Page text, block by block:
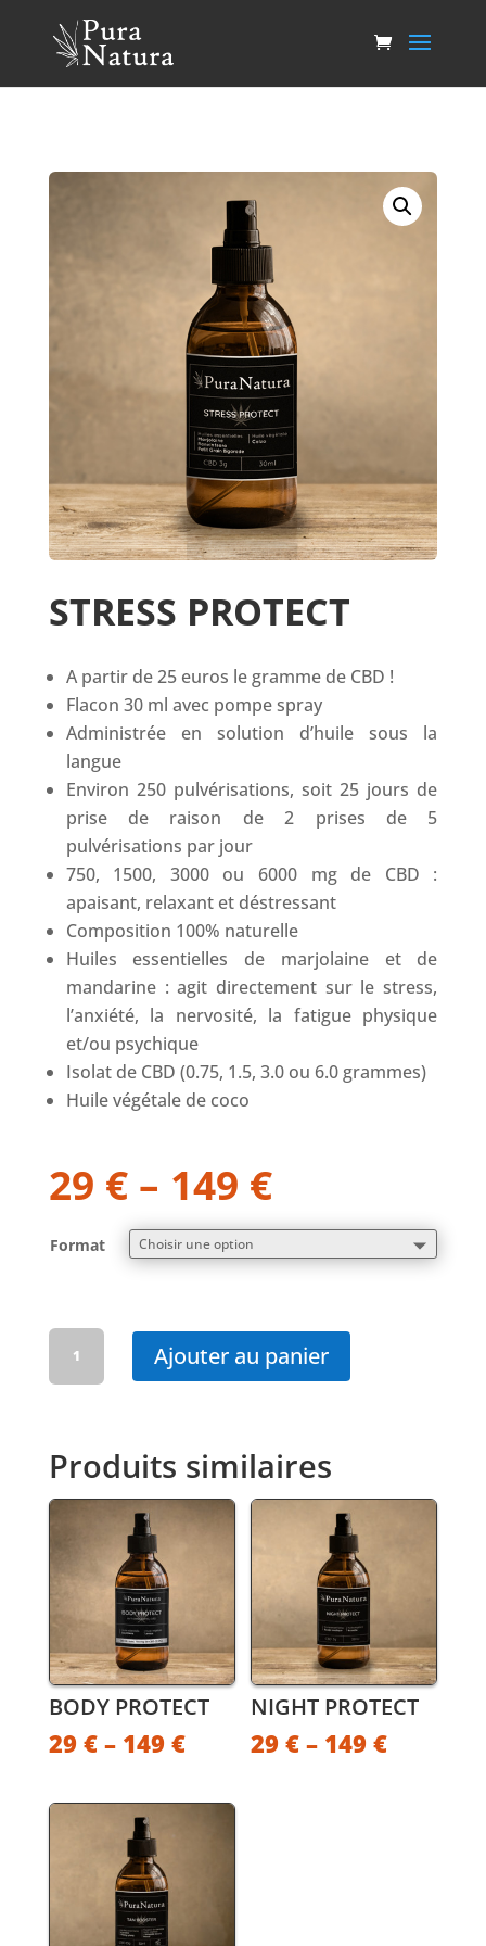
STRESS PROTECT
A partir de 25 euros le gramme de CBD !
Flacon 30 ml avec pompe spray
Administrée en solution d’huile sous la
langue
Environ 250 pulvérisations, soit 25 jours de
prise de raison de 2 prises de 5
pulvérisations par jour
750, 1500, 3000 ou 6000 mg de CBD :
apaisant, relaxant et déstressant
Composition 100% naturelle
Huiles essentielles de marjolaine et de
mandarine : agit directement sur le stress,
l’anxiété, la nervosité, la fatigue physique
et/ou psychique
Isolat de CBD (0.75, 1.5, 3.0 ou 6.0 grammes)
Huile végétale de coco
29 €– 149 €
Format
STRESS
Ajouter au panier
Produits similaires
BODY PROTECT
29 €– 149 €
NIGHT PROTECT
29€ – 149€